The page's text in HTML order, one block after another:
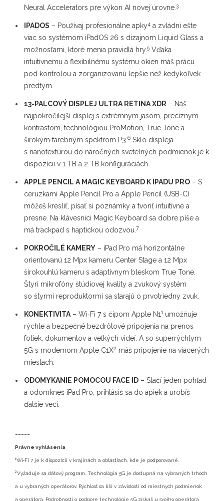
Neural Accelerators pre výkon AI novej úrovne. 3
IPADOS – Používaj profesionálne apky4 a zvládni ešte
viac so systémom iPadOS 26 s dizajnom Liquid Glass a
možnosťami, ktoré menia pravidlá hry.5 Vďaka
intuitívnemu a flexibilnému systému okien máš prácu
pod kontrolou a zorganizovanú lepšie než kedykoľvek
predtým.
13-PALCOVÝ DISPLEJ ULTRA RETINA XDR – Náš
najpokročilejší displej s extrémnym jasom, precíznym
kontrastom, technológiou ProMotion, True Tone a
širokým farebným spektrom P3. 6 Sklo displeja
s nanotextúrou do náročných svetelných podmienok je k
dispozícii v 1 TB a 2 TB konfiguráciách.
APPLE PENCIL A MAGIC KEYBOARD K IPADU PRO – S
ceruzkami Apple Pencil Pro a Apple Pencil (USB-C)
môžeš kresliť, písať si poznámky a tvoriť intuitívne a
presne. Na klávesnici Magic Keyboard sa dobre píše a
má trackpad s haptickou odozvou. 7
POKROČILÉ KAMERY – iPad Pro má horizontálne
orientovanú 12 Mpx kameru Center Stage a 12 Mpx
širokouhlú kameru s adaptívnym bleskom True Tone.
Štyri mikrofóny štúdiovej kvality a zvukový systém
so štyrmi reproduktormi sa starajú o prvotriedny zvuk.
KONEKTIVITA – Wi‑Fi 7 s čipom Apple N11umožňuje
rýchle a bezpečné bezdrôtové pripojenia na prenos
fotiek, dokumentov a veľkých videí. A so superrýchlym
5G s modemom Apple C1X2 máš pripojenie na viacerých
miestach.
ODOMYKANIE POMOCOU FACE ID – Stačí jeden pohľad
a odomkneš iPad Pro, prihlásiš sa do apiek a urobíš
ďalšie veci.
-----
Právne vyhlásenia
1Wi‑Fi 7 je k dispozícii v krajinách a oblastiach, kde je podporované.
2Vyžaduje sa dátový program. Technológia 5G je dostupná na vybraných trhoch
a u vybraných operátorov. Rýchlosť sa líši v závislosti od miestnych podmienok
a operátora. Podrobnosti o podpore technológie 5G získaš u svojho operátora